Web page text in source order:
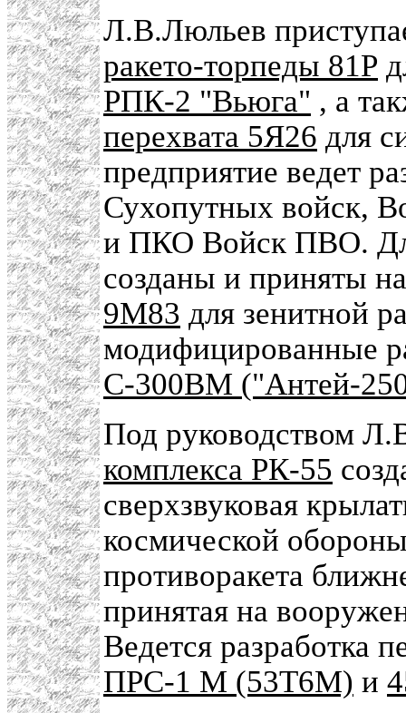
Л.В.Люльев
ракето-торпеды 81Р
РПК-2 "Вьюга" , а
перехвата 5Я26 для
предприятие ведет
Сухопутных войск,
и ПКО Войск ПВО.
созданы и приняты
9М83 для зенитной
модифицированные
С-300ВМ ("Антей-
Под руководством
комплекса РК-55
сверхзвуковая
космической
противоракета
принятая на
Ведется разработка
ПРС-1 М (53Т6М) и